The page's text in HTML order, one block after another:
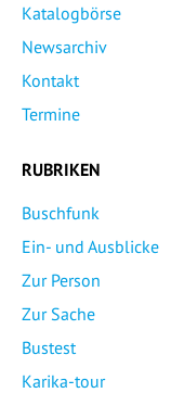
Katalogbörse
Newsarchiv
Kontakt
Termine
RUBRIKEN
Buschfunk
Ein- und Ausblicke
Zur Person
Zur Sache
Bustest
Karika-tour